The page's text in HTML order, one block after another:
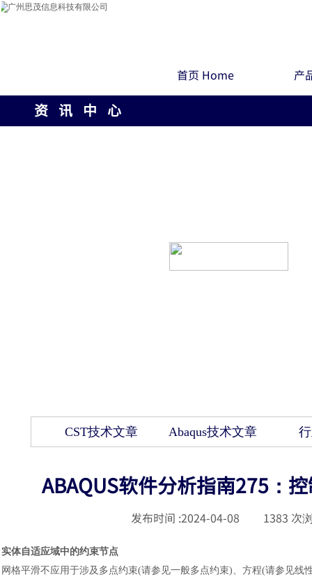
首页 Home 产
资 讯 中 心
CST技术文章 Abaqus技术文章
ABAQUS软件分析指南275：
发布时间 :2024-04-08 1383 次
实体自适应域中的约束节点
网格平滑不应用于涉及多点约束(请参见一般多点约束)、方程(请参见线